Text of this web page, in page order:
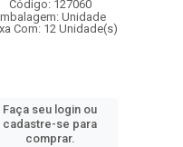
Código: 127060
Unidade
Com: 12 Unidade(s)
Faça seu login ou
cadastre-se para
comprar.